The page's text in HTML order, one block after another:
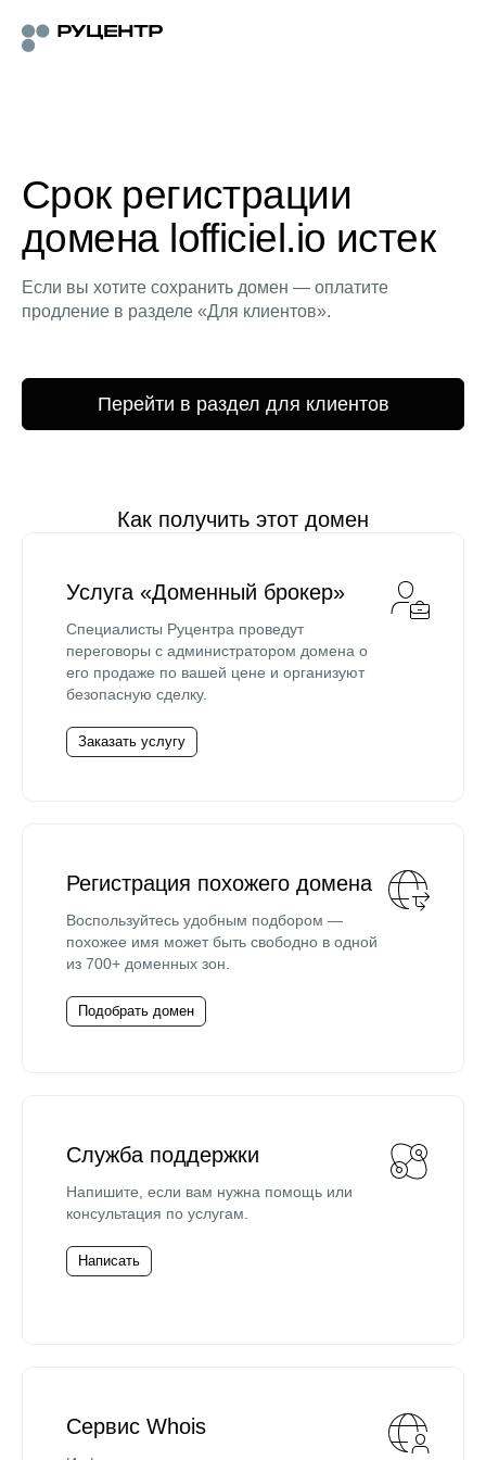
Срок регистрации
домена lofficiel.io истек
Если вы хотите сохранить домен — оплатите
продление в разделе «Для клиентов».
Перейти в раздел для клиентов
Как получить этот домен
Услуга «Доменный брокер»
Специалисты Руцентра проведут
переговоры с администратором домена о
его продаже по вашей цене и организуют
безопасную сделку.
Заказать услугу
Регистрация похожего домена
Воспользуйтесь удобным подбором —
похожее имя может быть свободно в одной
из 700+ доменных зон.
Подобрать домен
Служба поддержки
Напишите, если вам нужна помощь или
консультация по услугам.
Написать
Сервис Whois